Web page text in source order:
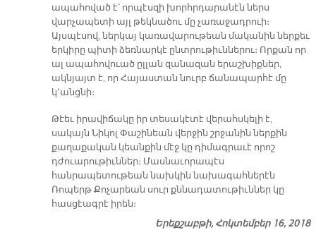
ապահոված է՝ որպէսզի խորհրդարանէն ներս
վարչապետի այլ թեկնածու մը չառաջադրուի։
Այսպէսով, ներկայ կառավարութեան մականին ներքեւ
երկիրը պիտի ձեռնարկէ ընտրութիւններու։ Որքան որ
ալ ապահովուած ըլլան զանազան երաշխիքներ,
ակնյայտ է, որ Հայաստան նուրբ ճանապարհէ մը
կ՚անցնի։
Թէեւ իրավիճակը իր տեսակէտէ վերահսկելի է,
սակայն Նիկոլ Փաշինեան վերջին շրջանին ներքին
քաղաքական կեանքին մէջ կը դիմագրաւէ որոշ
դժուարութիւններ։ Մասնաւորապէս
հանրապետութեան նախկին նախագահներէն
Ռոպերթ Քոչարեան սուր քննադատութիւններ կը
հասցէագրէ իրեն։
Երեքշաբթի, Հոկտեմբեր 16, 2018